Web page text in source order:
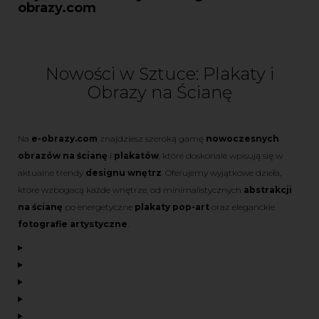
obrazy.com
Nowości w Sztuce: Plakaty i
Obrazy na Ścianę
Na e-obrazy.com znajdziesz szeroką gamę nowoczesnych
obrazów na ścianę i plakatów, które doskonale wpisują się w
aktualne trendy designu wnętrz. Oferujemy wyjątkowe dzieła,
które wzbogacą każde wnętrze, od minimalistycznych abstrakcji
na ścianę po energetyczne plakaty pop-art oraz eleganckie
fotografie artystyczne.